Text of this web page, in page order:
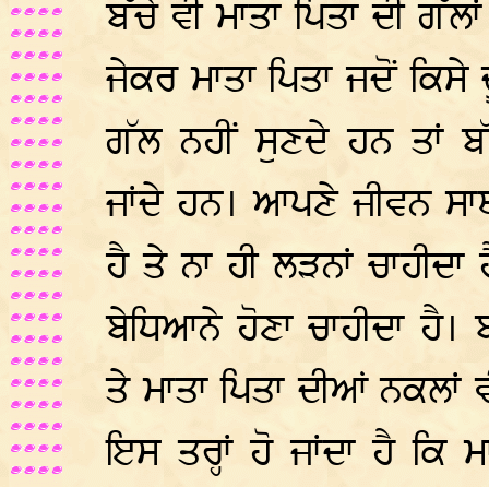
ਬੱਚੇ ਵੀ ਮਾਤਾ ਪਿਤਾ ਦੀ
ਜੇਕਰ ਮਾਤਾ ਪਿਤਾ ਜਦੋਂ
ਗੱਲ ਨਹੀਂ ਸੁਣਦੇ ਹਨ ਤਾਂ
ਜਾਂਦੇ ਹਨ। ਆਪਣੇ ਜੀਵਨ
ਹੈ ਤੇ ਨਾ ਹੀ ਲੜਨਾਂ
ਬੇਧਿਆਨੇ ਹੋਣਾ ਚਾਹੀਦਾ
ਤੇ ਮਾਤਾ ਪਿਤਾ ਦੀਆਂ
ਇਸ ਤਰ੍ਹਾਂ ਹੋ ਜਾਂਦਾ ਹੈ ਕਿ